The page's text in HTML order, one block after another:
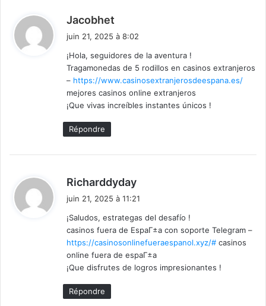
Jacobhet
:
juin 21, 2025 à 8:02
¡Hola, seguidores de la aventura !
Tragamonedas de 5 rodillos en casinos extranjeros
– https://www.casinosextranjerosdeespana.es/
mejores casinos online extranjeros
¡Que vivas increíbles instantes únicos !
Répondre
Richarddyday
:
juin 21, 2025 à 11:21
¡Saludos, estrategas del desafío !
casinos fuera de EspaГ±a con soporte Telegram –
https://casinosonlinefueraespanol.xyz/# casinos
online fuera de espaГ±a
¡Que disfrutes de logros impresionantes !
Répondre